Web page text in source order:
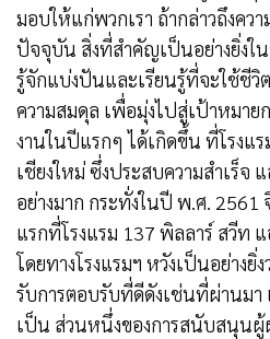
มอบให้แก่พวกเรา ถ้ากล่าวถึงคว
ปัจจุบัน สิ่งที่สำคัญเป็นอย่างยิ่งใ
รู้จักแบ่งปันและเรียนรู้ที่จะใช้ชีวิ
ความสมดุล เพื่อมุ่งไปสู่เป้าหมา
งานในปีแรกๆ ได้เกิดขึ้น ที่โรงแ
เชียงใหม่ ซึ่งประสบความสำเร็จ
อย่างมาก กระทั่งในปี พ.ศ. 2561
แรกที่โรงแรม 137 พิลลาร์ สวีท
โดยทางโรงแรมฯ หวังเป็นอย่างยิ่
รับการตอบรับที่ดีดังเช่นที่ผ่านมา
เป็น ส่วนหนึ่งของการสนับสนุน